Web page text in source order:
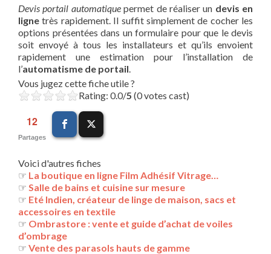
Devis portail automatiquepermet de réaliser un devis en
ligne très rapidement. Il suffit simplement de cocher les
options présentées dans un formulaire pour que le devis
soit envoyé à tous les installateurs et qu’ils envoient
rapidement une estimation pour l’installation de
l’automatisme de portail.
Vous jugez cette fiche utile ?
Rating: 0.0/5 (0 votes cast)
12
Partages
Voici d'autres fiches
☞ La boutique en ligne Film Adhésif Vitrage…
☞ Salle de bains et cuisine sur mesure
☞ Eté Indien, créateur de linge de maison, sacs et
accessoires en textile
☞ Ombrastore : vente et guide d’achat de voiles
d’ombrage
☞ Vente des parasols hauts de gamme